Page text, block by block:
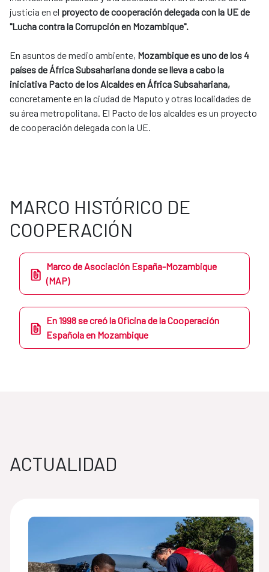
justicia en el proyecto de cooperación delegada con la UE de
"Lucha contra la Corrupción en Mozambique".
En asuntos de medio ambiente, Mozambique es uno de los 4
países de África Subsahariana donde se lleva a cabo la
iniciativa Pacto de los Alcaldes en África Subsahariana,
concretamente en la ciudad de Maputo y otras localidades de
su área metropolitana. El Pacto de los alcaldes es un proyecto
de cooperación delegada con la UE.
MARCO HISTÓRICO DE
COOPERACIÓN
Marco de Asociación España-Mozambique
(MAP)
En 1998 se creó la Oficina de la Cooperación
Española en Mozambique
ACTUALIDAD